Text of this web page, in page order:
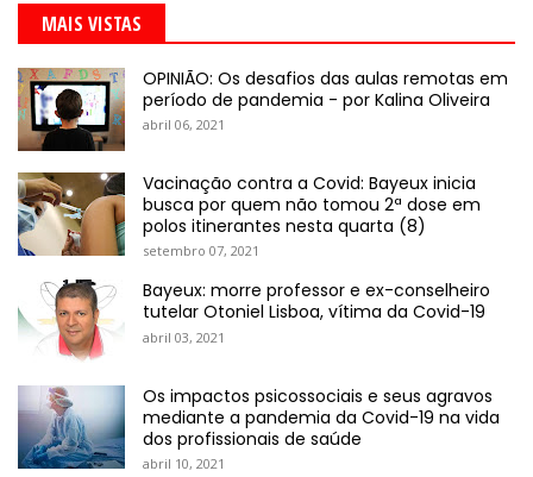
MAIS VISTAS
OPINIÃO: Os desafios das aulas remotas em
período de pandemia - por Kalina Oliveira
abril 06, 2021
Vacinação contra a Covid: Bayeux inicia
busca por quem não tomou 2ª dose em
polos itinerantes nesta quarta (8)
setembro 07, 2021
Bayeux: morre professor e ex-conselheiro
tutelar Otoniel Lisboa, vítima da Covid-19
abril 03, 2021
Os impactos psicossociais e seus agravos
mediante a pandemia da Covid-19 na vida
dos profissionais de saúde
abril 10, 2021